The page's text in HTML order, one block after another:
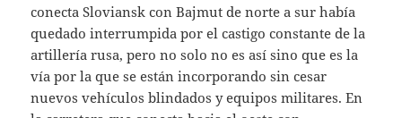
conecta Sloviansk con Bajmut de norte a sur había
quedado interrumpida por el castigo constante de la
artillería rusa, pero no solo no es así sino que es la
vía por la que se están incorporando sin cesar
nuevos vehículos blindados y equipos militares. En